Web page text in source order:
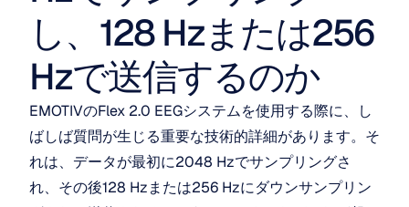
し、128 Hzまたは256
Hzで送信するのか
EMOTIVのFlex 2.0 EEGシステムを使用する際に、し
ばしば質問が生じる重要な技術的詳細があります。そ
れは、データが最初に2048 Hzでサンプリングさ
れ、その後128 Hzまたは256 Hzにダウンサンプリン